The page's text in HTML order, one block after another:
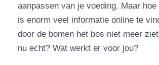
aanpassen van je voeding. Maar
is enorm veel informatie online te
door de bomen het bos niet meer
nu echt? Wat werkt er voor jou?